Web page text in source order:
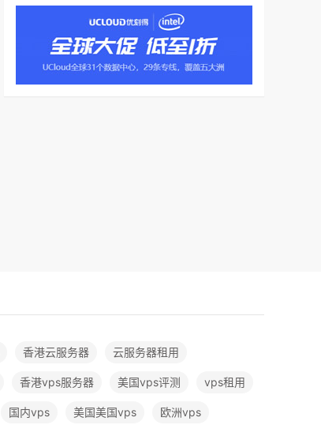
香港云服务器 云服务器租用
香港vps服务器 美国vps评测 vps租用
国内vps 美国美国vps 欧洲vps